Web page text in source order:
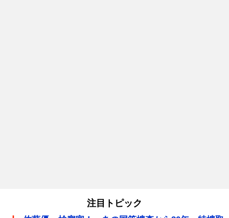
注目トピック